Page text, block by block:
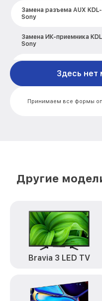
Замена разъема AUX
Sony
Замена ИК-приемника
Sony
49WF804 Sony
Sony
Прошивка /
49WF804 Sony
Замена контроллера
(мультиконтроллера)
Sony
Комплексная чистка
Замена блока питания
Принимаем все формы
Здесь нет
Другие
Bravia 3 LED TV